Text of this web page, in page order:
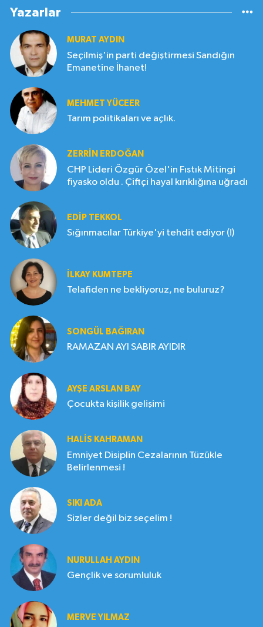
Yazarlar
MURAT AYDIN
Seçilmiş'in parti değiştirmesi Sandığın
Emanetine İhanet!
MEHMET YÜCEER
Tarım politikaları ve açlık.
ZERRIN ERDOĞAN
CHP Lideri Özgür Özel'in Fıstık Mitingi
fiyasko oldu . Çiftçi hayal kırıklığına uğradı
EDIP TEKKOL
Sığınmacılar Türkiye'yi tehdit ediyor (!)
İLKAY KUMTEPE
Telafiden ne bekliyoruz, ne buluruz?
SONGÜL BAĞIRAN
RAMAZAN AYI SABIR AYIDIR
AYŞE ARSLAN BAY
Çocukta kişilik gelişimi
HALIS KAHRAMAN
Emniyet Disiplin Cezalarının Tüzükle
Belirlenmesi !
SIKI ADA
Sizler değil biz seçelim !
NURULLAH AYDIN
Gençlik ve sorumluluk
MERVE YILMAZ